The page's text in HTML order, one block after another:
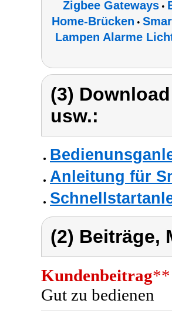
Zigbee Gateways •
Home-Brücken •
Lampen Alarme
(3)
usw.:
Anleitung für
(2) Beiträge,
Kundenbeitrag**
Gut zu bedienen